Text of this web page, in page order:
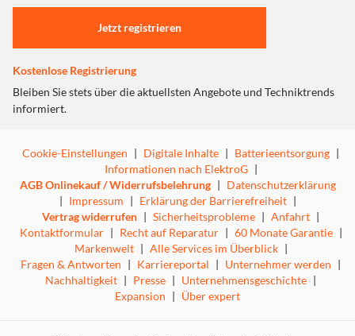
den Originalgrafiken wechseln kannst.
Asterix & Obelix XXL 2:Der Druide Miraculix hat das
und vergesse nicht, die Römer zu verkloppen.
·Asterix & Obelix XXL 3: Der Kristall Hinkelstein:
Entdecke das neueste Abenteuer von Asterix und Obelix
tolles Abenteuer mit deiner Familie oder deinen
Jetzt registrieren
Kostenlose Registrierung
Bleiben Sie stets über die aktuellsten Angebote und Techniktrends
informiert.
Cookie-Einstellungen | Digitale Inhalte | Batterieentsorgung |
Informationen nach ElektroG |
AGB Onlinekauf / Widerrufsbelehrung | Datenschutzerklärung
| Impressum | Erklärung der Barrierefreiheit |
Vertrag widerrufen | Sicherheitsprobleme | Anfahrt |
Kontaktformular | Recht auf Reparatur | 60 Monate Garantie |
Markenwelt | Alle Services im Überblick |
Fragen & Antworten | Karriereportal | Unternehmer werden |
Nachhaltigkeit | Presse | Unternehmensgeschichte |
Expansion | Über expert